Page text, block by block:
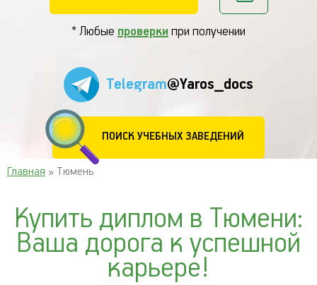
* Любые проверки при получении
Telegram@Yaros_docs
ПОИСК УЧЕБНЫХ ЗАВЕДЕНИЙ
Главная » Тюмень
Купить диплом в Тюмени:
Ваша дорога к успешной
карьере!